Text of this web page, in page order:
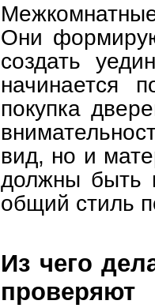
Они
создать
начинается
покупка
вид, но и
должны быть
общий стиль
Из чего
проверяют